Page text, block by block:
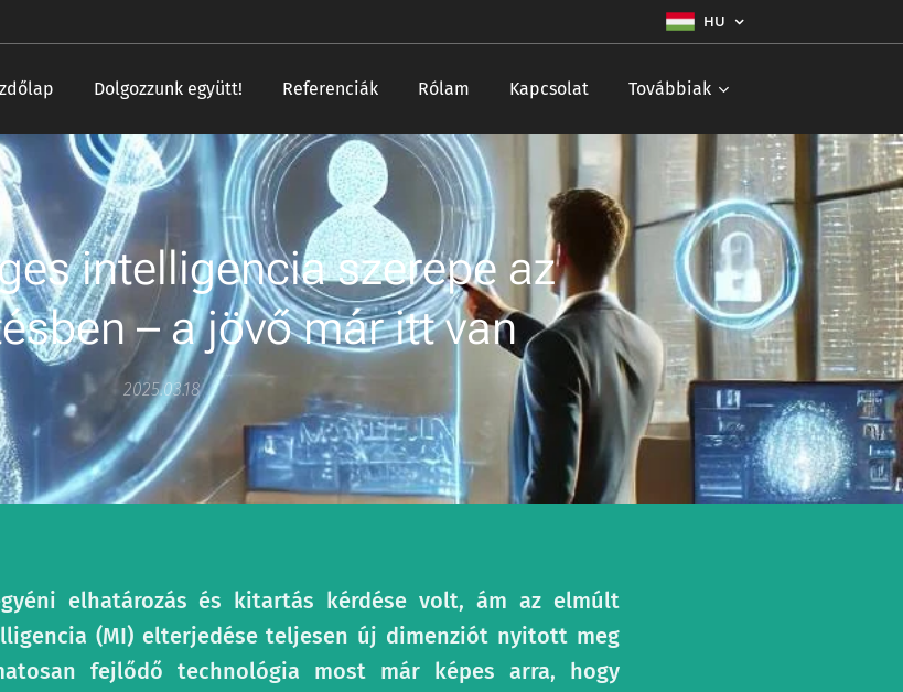
HU
Dolgozzunk együtt! Referenciák Rólam Kapcsolat Továbbiak
intelligencia szerepe az
– a jövő már itt van
2025.03.18
elhatározás és kitartás kérdése volt, ám az elmúlt
(MI) elterjedése teljesen új dimenziót nyitott meg
fejlődő technológia most már képes arra, hogy